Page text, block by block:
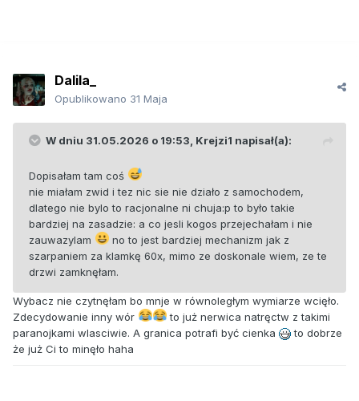
Dalila_
Opublikowano 31 Maja
W dniu 31.05.2026 o 19:53, Krejzi1 napisał(a):
Dopisałam tam coś
nie miałam zwid i tez nic sie nie działo z samochodem,
dlatego nie bylo to racjonalne ni chuja:p to było takie
bardziej na zasadzie: a co jesli kogos przejechałam i nie
zauwazylam
no to jest bardziej mechanizm jak z
szarpaniem za klamkę 60x, mimo ze doskonale wiem, ze te
drzwi zamknęłam.
Wybacz nie czytnęłam bo mnje w równoległym wymiarze wcięło.
Zdecydowanie inny wór
to już nerwica natręctw z takimi
paranojkami wlasciwie. A granica potrafi być cienka
to dobrze
że już Ci to minęło haha